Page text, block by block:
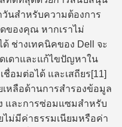
นสำหรับความต้องการ
ของคุณ หากเราไม่
ช่างเทคนิคของ Dell จะ
เดาและแก้ไขปัญหาใน
อมต่อได้ และเสถียร[11]
หลือด้านการสำรองข้อมูล
และการซ่อมแซมสำหรับ
ไม่มีค่าธรรมเนียมหรือค่า